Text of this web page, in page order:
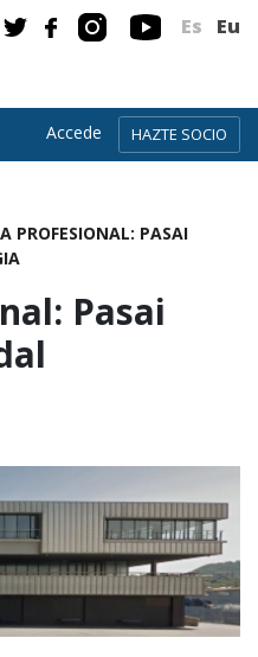
Es Eu
Accede HAZTE SOCIO
PROFESIONAL: PASAI
Pasai